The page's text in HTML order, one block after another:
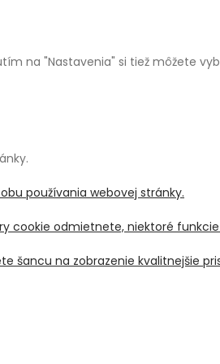
na "Nastavenia" si tiež môžete
používania webovej stránky.
cookie odmietnete, niektoré
šancu na zobrazenie kvalitnejšie